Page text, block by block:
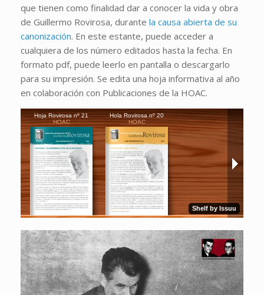
que tienen como finalidad dar a conocer la vida y obra
de Guillermo Rovirosa, durante la causa abierta de su
canonización. En este estante, puede acceder a
cualquiera de los número editados hasta la fecha. En
formato pdf, puede leerlo en pantalla o descargarlo
para su impresión. Se edita una hoja informativa al año
en colaboración con Publicaciones de la HOAC.